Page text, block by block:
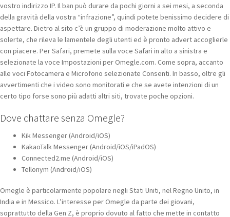
vostro indirizzo IP. Il ban può durare da pochi giorni a sei mesi, a seconda
della gravità della vostra “infrazione”, quindi potete benissimo decidere di
aspettare. Dietro al sito c’è un gruppo di moderazione molto attivo e
solerte, che rileva le lamentele degli utenti ed è pronto advert accoglierle
con piacere. Per Safari, premete sulla voce Safari in alto a sinistra e
selezionate la voce Impostazioni per Omegle.com. Come sopra, accanto
alle voci Fotocamera e Microfono selezionate Consenti. In basso, oltre gli
avvertimenti che i video sono monitorati e che se avete intenzioni di un
certo tipo forse sono più adatti altri siti, trovate poche opzioni.
Dove chattare senza Omegle?
Kik Messenger (Android/iOS)
KakaoTalk Messenger (Android/iOS/iPadOS)
Connected2.me (Android/iOS)
Tellonym (Android/iOS)
Omegle è particolarmente popolare negli Stati Uniti, nel Regno Unito, in
India e in Messico. L’interesse per Omegle da parte dei giovani,
soprattutto della Gen Z, è proprio dovuto al fatto che mette in contatto